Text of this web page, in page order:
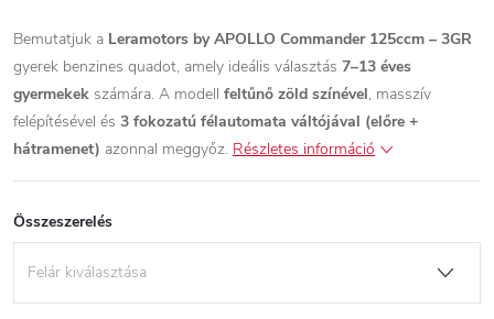
Bemutatjuk a Leramotors by APOLLO Commander 125ccm – 3GR
gyerek benzines quadot, amely ideális választás 7–13 éves
gyermekek számára. A modell feltűnő zöld színével, masszív
felépítésével és 3 fokozatú félautomata váltójával (előre +
hátramenet) azonnal meggyőz. Részletes információ
Összeszerelés